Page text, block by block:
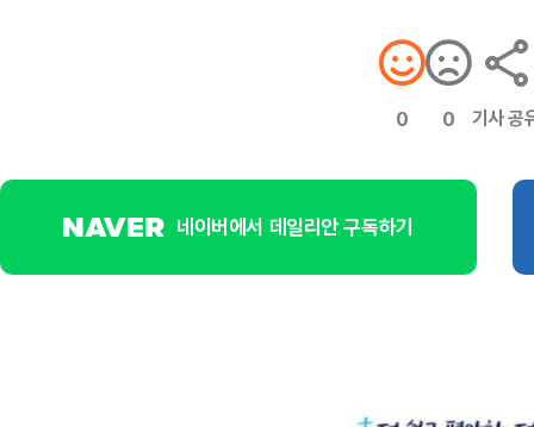
0 0 기사 공
네이버에서 데일리안 구독하기